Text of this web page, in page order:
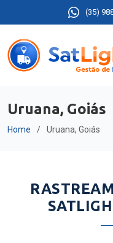
(35)
Uruana, Goiás
Home Uruana, Goiás